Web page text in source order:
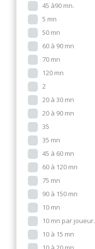
45 à90 mn.
5 mn
50 mn
60 à 90 mn
70 mn
120 mn
2
20 à 30 mn
20 à 90 mn
35
35 mn
45 à 60 mn
60 à 120 mn
75 mn
90 à 150 mn
10 mn
10 mn par joueur.
10 à 15 mn